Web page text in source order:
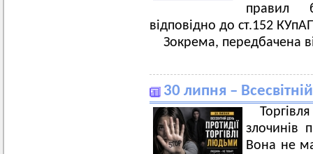
правил
відповідно до ст.152
Зокрема, передбачена
30 липня –
злочинів
Вона не